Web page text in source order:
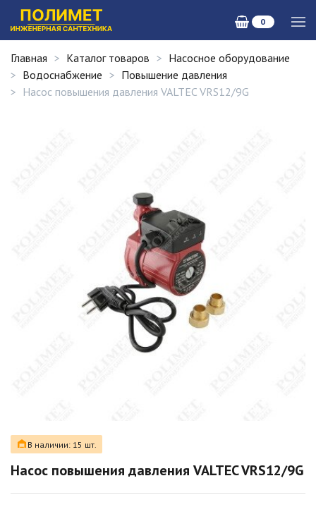
0
Главная Каталог товаров
Насосное оборудование
Водоснабжение
Повышение давления
Насос повышения давления VALTEC VRS12/9G
В наличии: 15 шт.
Насос повышения давления VALTEC VRS12/9G